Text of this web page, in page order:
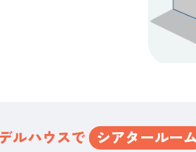
ルハウスで シアタールーム